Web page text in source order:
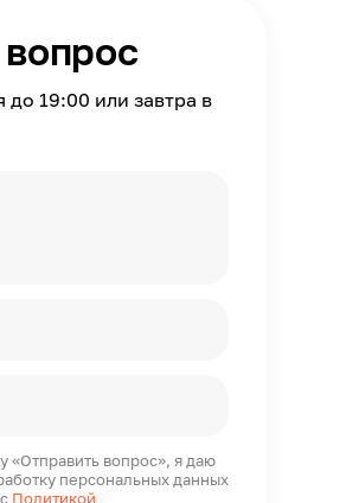
до 19:00 или завтра в
«Отправить вопрос», я даю
персональных данных
Политикой